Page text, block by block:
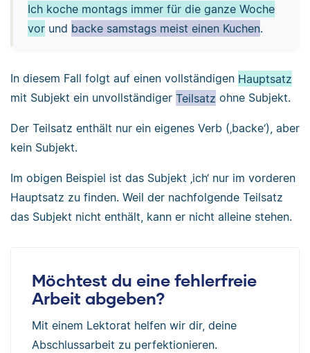
Ich koche montags immer für die ganze Woche
vorund backe samstags meist einen Kuchen.
In diesem Fall folgt auf einen vollständigen Hauptsatz
mit Subjekt ein unvollständiger Teilsatz ohne Subjekt.
Der Teilsatz enthält nur ein eigenes Verb (‚backe‘), aber
kein Subjekt.
Im obigen Beispiel ist das Subjekt ‚ich‘ nur im vorderen
Hauptsatz zu finden. Weil der nachfolgende Teilsatz
das Subjekt nicht enthält, kann er nicht alleine stehen.
Möchtest du eine fehlerfreie
Arbeit abgeben?
Mit einem Lektorat helfen wir dir, deine
Abschlussarbeit zu perfektionieren.